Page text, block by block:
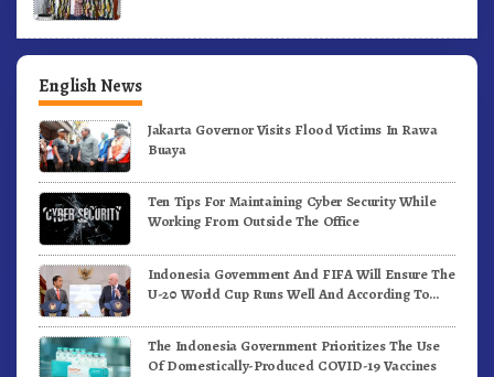
English News
Jakarta Governor Visits Flood Victims In Rawa
Buaya
Ten Tips For Maintaining Cyber Security While
Working From Outside The Office
Indonesia Government And FIFA Will Ensure The
U-20 World Cup Runs Well And According To
The Indonesia Government Prioritizes The Use
Of Domestically-Produced COVID-19 Vaccines